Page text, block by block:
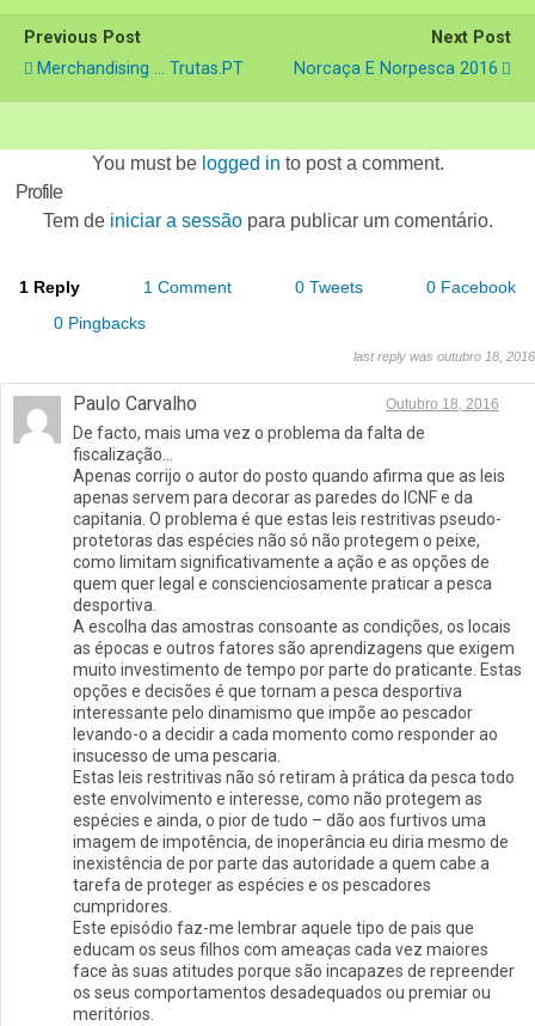
Previous Post
Merchandising ... Trutas.PT
Next Post
Norcaça E Norpesca 2016
You must be logged in to post a comment.
Profile
Tem de iniciar a sessãopara publicar um comentário.
1 Reply 1 Comment 0 Tweets
0 Facebook
0 Pingbacks
last reply was outubro 18, 2016
Paulo Carvalho Outubro 18, 2016
De facto, mais uma vez o problema da falta de
fiscalização…
Apenas corrijo o autor do posto quando afirma que as leis
apenas servem para decorar as paredes do ICNF e da
capitania. O problema é que estas leis restritivas pseudo-
protetoras das espécies não só não protegem o peixe,
como limitam significativamente a ação e as opções de
quem quer legal e conscienciosamente praticar a pesca
desportiva.
A escolha das amostras consoante as condições, os locais
as épocas e outros fatores são aprendizagens que exigem
muito investimento de tempo por parte do praticante. Estas
opções e decisões é que tornam a pesca desportiva
interessante pelo dinamismo que impõe ao pescador
levando-o a decidir a cada momento como responder ao
insucesso de uma pescaria.
Estas leis restritivas não só retiram à prática da pesca todo
este envolvimento e interesse, como não protegem as
espécies e ainda, o pior de tudo – dão aos furtivos uma
imagem de impotência, de inoperância eu diria mesmo de
inexistência de por parte das autoridade a quem cabe a
tarefa de proteger as espécies e os pescadores
cumpridores.
Este episódio faz-me lembrar aquele tipo de pais que
educam os seus filhos com ameaças cada vez maiores
face às suas atitudes porque são incapazes de repreender
os seus comportamentos desadequados ou premiar ou
meritórios.